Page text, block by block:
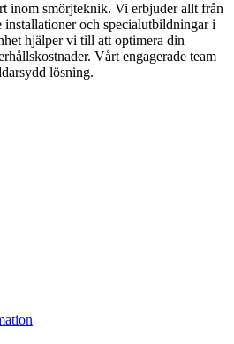
inom smörjteknik. Vi erbjuder allt från
och specialutbildningar i
hjälper vi till att optimera din
Vårt engagerade team
lösning.